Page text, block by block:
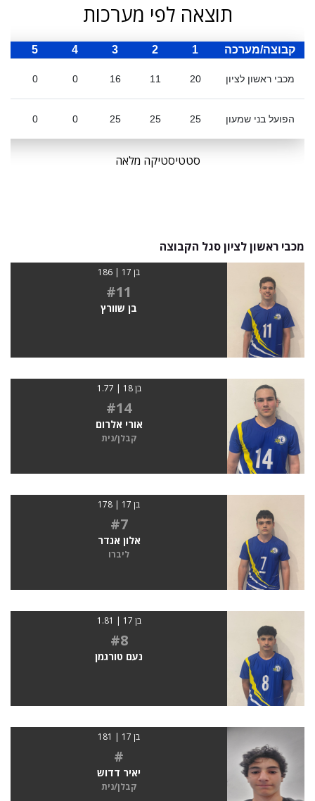
תוצאה לפי מערכות
קבוצה/מערכה 1
2
3
4
5
מכבי ראשון לציון 20
11
16
0
0
הפועל בני שמעון 25
25
25
0
0
סטטיסטיקה מלאה
מכבי ראשון לציון סגל הקבוצה
בן 17 | 186
#11
בן שוורץ
בן 18 | 1.77
#14
אורי אלרום
קבלן/נית
בן 17 | 178
#7
אלון אנדר
ליברו
בן 17 | 1.81
#8
נעם טורגמן
בן 17 | 181
#
יאיר דדוש
קבלן/נית